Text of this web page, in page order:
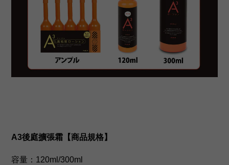
A3後庭擴張霜【商品規格】
容量：120ml/300ml